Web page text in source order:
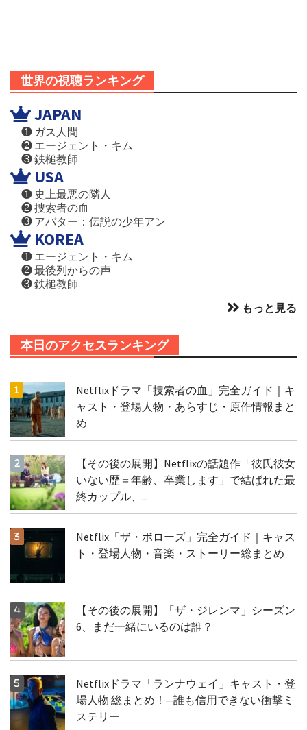
世界の視聴ランキング
JAPAN
❶ ガス人間
❷ エージェント・キム
❸ 鉄槌教師
USA
❶ 史上最悪の隣人
❷ 捜索者の血
❸ アバター：伝説の少年アン
KOREA
❶ エージェント・キム
❷ 最後列からの声
❸ 鉄槌教師
もっと見る
本日のアクセスランキング
Netflixドラマ「捜索者の血」完全ガイド｜キ
ャスト・登場人物・あらすじ・原作情報まと
め
【その後の展開】Netflixの話題作「彼氏彼女
いない歴＝年齢、卒業します」で結ばれた最
終カップル、...
Netflix「ザ・ボローズ」完全ガイド｜キャス
ト・登場人物・音楽・ストーリー総まとめ
【その後の展開】「ザ・ジレンマ」シーズン
6、まだ一緒にいるのは誰？
Netflixドラマ「ランナウェイ」キャスト・登
場人物 総まとめ！─誰も信用できない衝撃ミ
ステリー